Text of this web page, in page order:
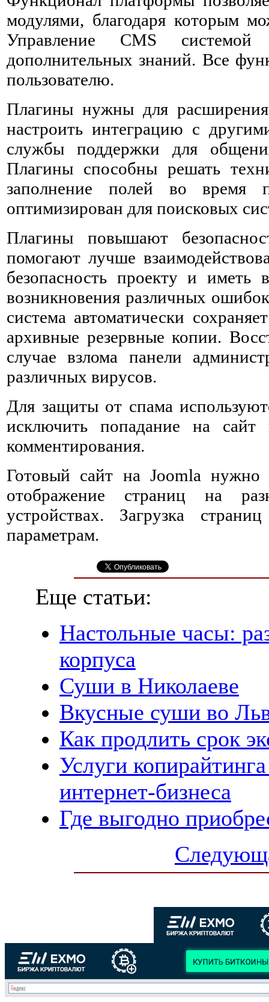
модулями, благодаря которым
Управление CMS
дополнительных знаний. Все
пользователю.
Плагины нужны для
настроить интеграцию с
службы поддержки для
Плагины способны решать
заполнение полей во время
оптимизирован для поисковых
Плагины повышают
помогают лучше
безопасность проекту и иметь
возникновения различных
система автоматически
архивные резервные копии.
случае взлома панели
различных вирусов.
Для защиты от спама
исключить попадание на
комментирования.
Готовый сайт на Joomla нужно
отображение страниц на
устройствах. Загрузка
параметрам.
Еще статьи:
Настольные часы:
корпуса
Суши в Николаеве
Вкусные суши во
Как продлить срок
Услуги
интернет-бизнеса
Где выгодно